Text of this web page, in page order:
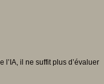
l’IA, il ne suffit plus d’évaluer